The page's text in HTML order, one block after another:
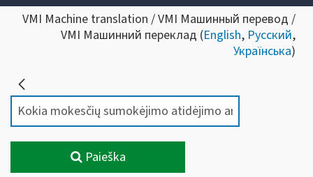
VMI Machine translation / VMI Машинный перевод /
VMI Машинний переклад (English, Русский,
Українська)
Paieška